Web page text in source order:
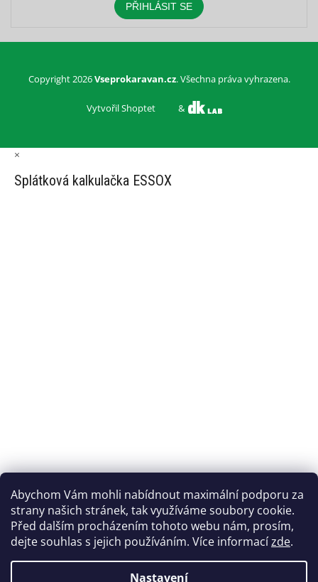
Abychom Vám mohli nabídnout maximální podporu za
strany našich stránek, tak využíváme soubory cookie.
Před dalším procházením tohoto webu nám, prosím,
dejte souhlas s jejich používáním. Více informacízde.
Nastavení
PŘIHLÁSIT SE
Vytvořil Shoptet &
Copyright 2026Vseprokaravan.cz. Všechna práva vyhrazena.
×
Splátková kalkulačka ESSOX